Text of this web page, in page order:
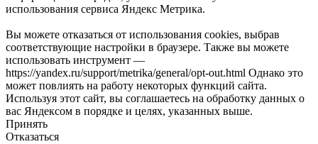
использования сервиса Яндекс Метрика.
Вы можете отказаться от использования cookies, выбрав
соответствующие настройки в браузере. Также вы можете
использовать инструмент —
https://yandex.ru/support/metrika/general/opt-out.html Однако это
может повлиять на работу некоторых функций сайта.
Используя этот сайт, вы соглашаетесь на обработку данных о
вас Яндексом в порядке и целях, указанных выше.
Принять
Отказаться